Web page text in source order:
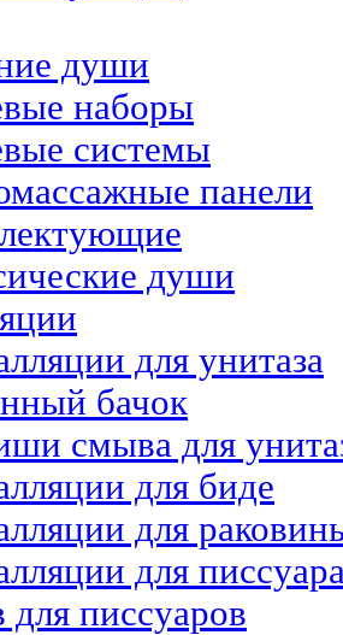
души
наборы
системы
панели
души
для унитаза
бачок
смыва для
для биде
для
для
писсуаров